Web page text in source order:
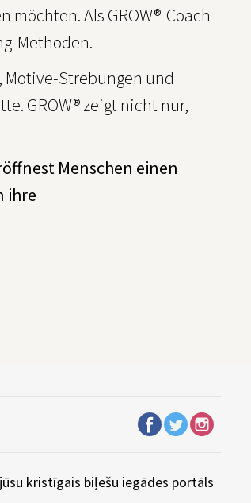
Als GROW®-Coach
Methoden.
Motive-Strebungen und
GROW® zeigt nicht nur,
Menschen einen
ihre
kristīgais biļešu iegādes portāls